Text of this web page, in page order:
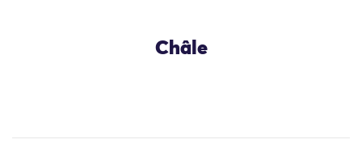
Châle